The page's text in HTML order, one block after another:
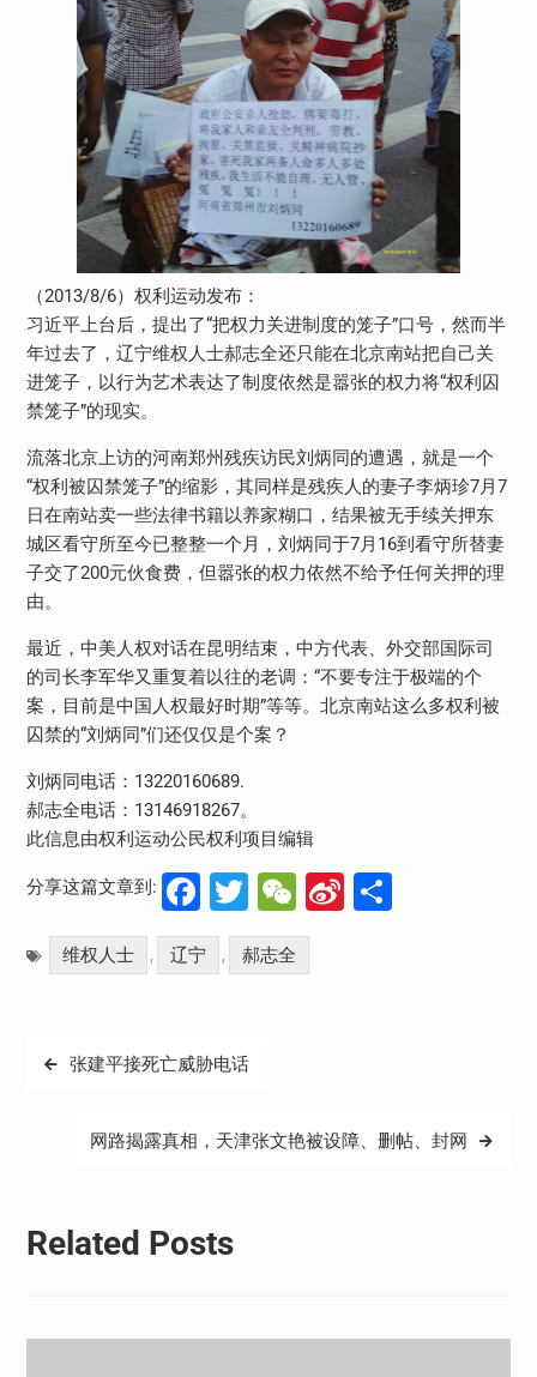
（2013/8/6）权利运动发布：
习近平上台后，提出了“把权力关进制度的笼子”口号，然而半
年过去了，辽宁维权人士郝志全还只能在北京南站把自己关
进笼子，以行为艺术表达了制度依然是嚣张的权力将“权利囚
禁笼子”的现实。
流落北京上访的河南郑州残疾访民刘炳同的遭遇，就是一个
“权利被囚禁笼子”的缩影，其同样是残疾人的妻子李炳珍7月7
日在南站卖一些法律书籍以养家糊口，结果被无手续关押东
城区看守所至今已整整一个月，刘炳同于7月16到看守所替妻
子交了200元伙食费，但嚣张的权力依然不给予任何关押的理
由。
最近，中美人权对话在昆明结束，中方代表、外交部国际司
的司长李军华又重复着以往的老调：“不要专注于极端的个
案，目前是中国人权最好时期”等等。北京南站这么多权利被
囚禁的“刘炳同”们还仅仅是个案？
刘炳同电话：13220160689.
郝志全电话：13146918267。
此信息由权利运动公民权利项目编辑
分享这篇文章到: Facebook
Twitter
WeChat
Sina分
维权人士 , 辽宁 , 郝志全
文
张建平接死亡威胁电话
网路揭露真相，天津张文艳被设障、删帖、封网
Related Posts